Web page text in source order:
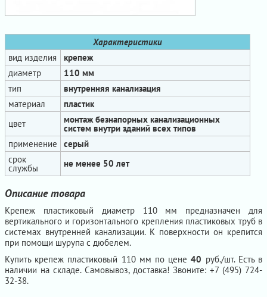
Характеристики
вид изделия
крепеж
диаметр
110 мм
тип
внутренняя канализация
материал
пластик
цвет
монтаж безнапорных канализационных
систем внутри зданий всех типов
применение
серый
срок
службы не менее 50 лет
Описание товара
Крепеж пластиковый диаметр 110 мм предназначен для
вертикального и горизонтального крепления пластиковых труб в
системах внутренней канализации. К поверхности он крепится
при помощи шурупа с дюбелем.
Купить крепеж пластиковый 110 мм по цене40 руб./шт. Есть в
наличии на складе. Самовывоз, доставка! Звоните: +7 (495) 724-
32-38.